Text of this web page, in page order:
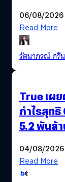
06/08/2026
Read More
รัตนาภรณ์ ศรี
True เผ
กำไรสุท
5.2 พันล้
04/08/2026
Read More